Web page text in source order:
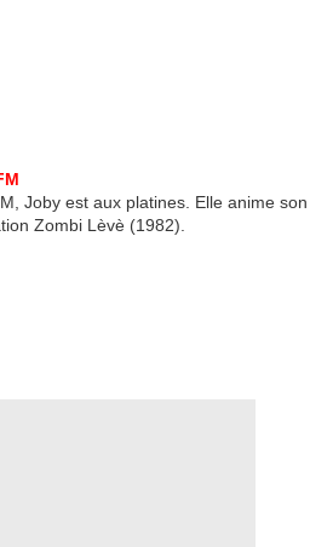
Joby est aux platines. Elle anime son
Zombi Lèvè (1982).